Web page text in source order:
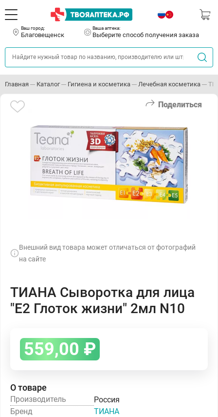
Ваш город:
Благовещенск
Ваша аптека:
Выберите способ получения заказа
Главная Каталог Гигиена и косметика Лечебная косметика
Поделиться
Внешний вид товара может отличаться от фотографий
на сайте
ТИАНА Сыворотка для лица
"E2 Глоток жизни" 2мл N10
559,00 ₽
О товаре
Производитель
Россия
Бренд
ТИАНА